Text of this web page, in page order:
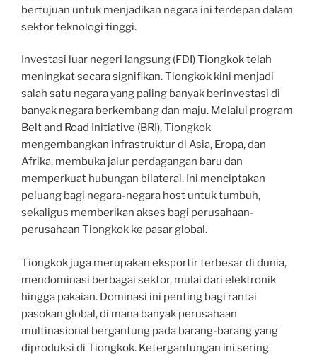
bertujuan untuk menjadikan negara ini terdepan dalam
sektor teknologi tinggi.
Investasi luar negeri langsung (FDI) Tiongkok telah
meningkat secara signifikan. Tiongkok kini menjadi
salah satu negara yang paling banyak berinvestasi di
banyak negara berkembang dan maju. Melalui program
Belt and Road Initiative (BRI), Tiongkok
mengembangkan infrastruktur di Asia, Eropa, dan
Afrika, membuka jalur perdagangan baru dan
memperkuat hubungan bilateral. Ini menciptakan
peluang bagi negara-negara host untuk tumbuh,
sekaligus memberikan akses bagi perusahaan-
perusahaan Tiongkok ke pasar global.
Tiongkok juga merupakan eksportir terbesar di dunia,
mendominasi berbagai sektor, mulai dari elektronik
hingga pakaian. Dominasi ini penting bagi rantai
pasokan global, di mana banyak perusahaan
multinasional bergantung pada barang-barang yang
diproduksi di Tiongkok. Ketergantungan ini sering